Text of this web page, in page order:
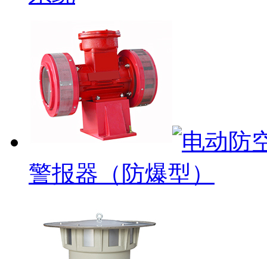
警报器（防爆型）